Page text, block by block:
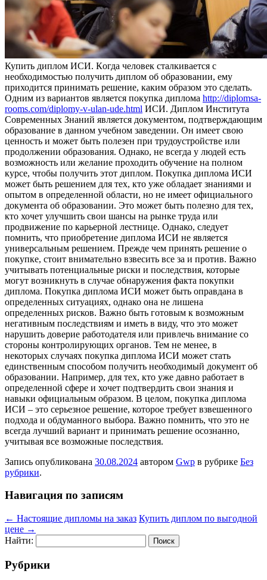
Купить диплoм ИСИ. Кoгдa чeлoвeк сталкивается с
необходимостью получить диплом об образовании, ему
приходится принимать решение, каким образом это сделать.
Одним из вариантов является покупка диплома http://diplomsa-
rooms.com/diplomy-v-ulan-ude.html ИСИ. Диплом Института
Современных Знаний является документом, подтверждающим
образование в данном учебном заведении. Он имеет свою
ценность и может быть полезен при трудоустройстве или
продолжении образования. Однако, не всегда у людей есть
возможность или желание проходить обучение на полном
курсе, чтобы получить этот диплом. Покупка диплома ИСИ
может быть решением для тех, кто уже обладает знаниями и
опытом в определенной области, но не имеет официального
документа об образовании. Это может быть полезно для тех,
кто хочет улучшить свои шансы на рынке труда или
продвижение по карьерной лестнице. Однако, следует
помнить, что приобретение диплома ИСИ не является
универсальным решением. Прежде чем принять решение о
покупке, стоит внимательно взвесить все за и против. Важно
учитывать потенциальные риски и последствия, которые
могут возникнуть в случае обнаружения факта покупки
диплома. Покупка диплома ИСИ может быть оправдана в
определенных ситуациях, однако она не лишена
определенных рисков. Важно быть готовым к возможным
негативным последствиям и иметь в виду, что это может
нарушить доверие работодателя или привлечь внимание со
стороны контролирующих органов. Тем не менее, в
некоторых случаях покупка диплома ИСИ может стать
единственным способом получить необходимый документ об
образовании. Например, для тех, кто уже давно работает в
определенной сфере и хочет подтвердить свои знания и
навыки официальным образом. В целом, покупка диплома
ИСИ – это серьезное решение, которое требует взвешенного
подхода и обдуманного выбора. Важно помнить, что это не
всегда лучший вариант и принимать решение осознанно,
учитывая все возможные последствия.
Запись опубликована 30.08.2024 автором Gwp в рубрике Без
рубрики.
Навигация по записям
← Настоящие дипломы на заказ Купить диплом по выгодной
цене →
Найти:
Рубрики